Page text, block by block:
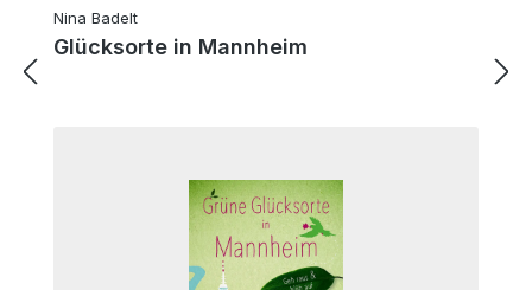
Nina Badelt
Glücksorte in Mannheim